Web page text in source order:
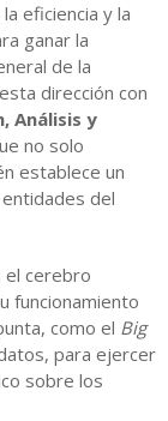
eficiencia y la
ganar la
de la
dirección con
Análisis y
no solo
establece un
del
el cerebro
funcionamiento
como el Big
para ejercer
sobre los